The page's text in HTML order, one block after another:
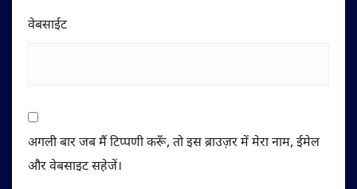
वेबसाईट
अगली बार जब मैं टिप्पणी करूँ, तो इस ब्राउज़र में मेरा नाम, ईमेल
और वेबसाइट सहेजें।